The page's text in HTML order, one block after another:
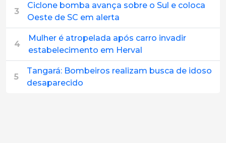
3
Ciclone bomba avança sobre o Sul e coloca
Oeste de SC em alerta
4
Mulher é atropelada após carro invadir
estabelecimento em Herval
5
Tangará: Bombeiros realizam busca de idoso
desaparecido